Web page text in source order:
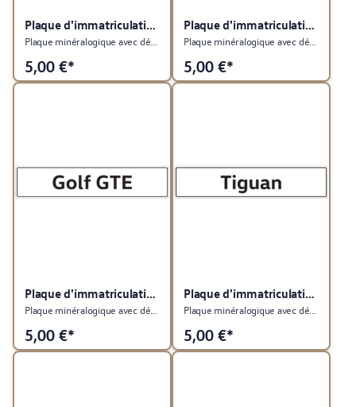
Plaque d'immatriculation du véhicule
Plaque minéralogique avec désignation du type Golf GTI
5,00 €*
Plaque d'immatriculation du véhicule
Plaque minéralogique avec désignation du type Golf R
5,00 €*
Plaque d'immatriculation du véhicule
5,00 €*
Plaque d'immatriculation du véhicule
5,00 €*